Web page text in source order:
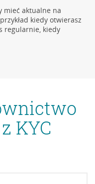
mieć aktualne na
kiedy otwierasz
regularnie, kiedy
KYC